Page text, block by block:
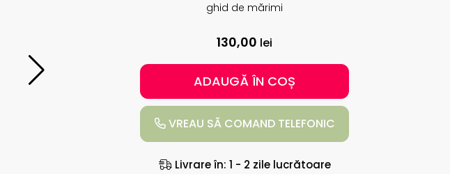
ghid de mărimi
130,00 lei
ADAUGĂ ÎN COȘ
VREAU SĂ COMAND TELEFONIC
Livrare în: 1 - 2 zile lucrătoare